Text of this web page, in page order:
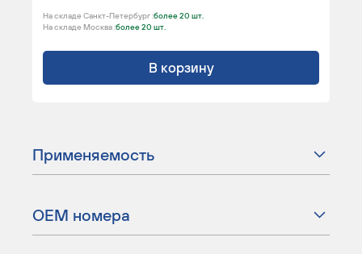
На складе Санкт-Петербург :более 20 шт.
На складе Москва :более 20 шт.
В корзину
Применяемость
ОЕМ номера